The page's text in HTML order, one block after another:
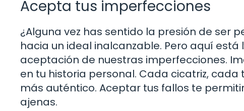
Acepta tus imperfecciones
¿Alguna vez has sentido la presión de ser
hacia un ideal inalcanzable. Pero aquí
aceptación de nuestras imperfecciones.
en tu historia personal. Cada cicatriz,
más auténtico. Aceptar tus fallos te
ajenas.